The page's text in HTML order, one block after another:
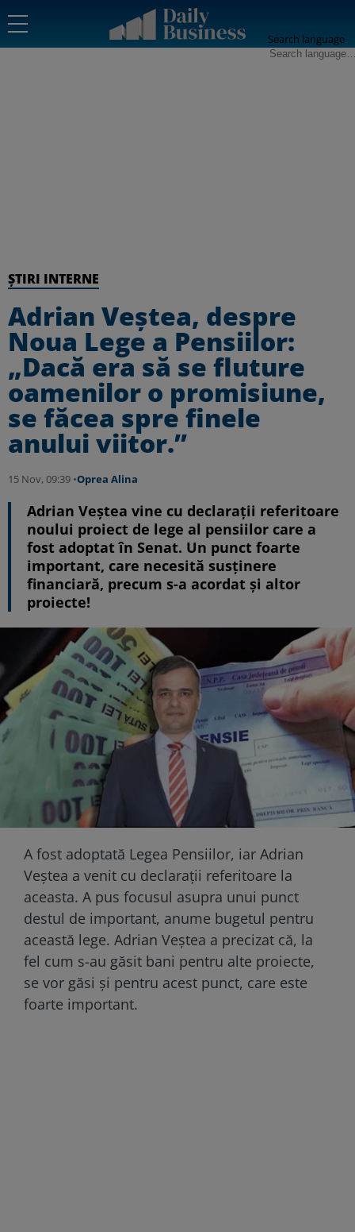
Search language
ȘTIRI INTERNE
Adrian Veștea, despre
Noua Lege a Pensiilor:
„Dacă era să se fluture
oamenilor o promisiune,
se făcea spre finele
anului viitor.”
15 Nov, 09:39 •Oprea Alina
Adrian Veștea vine cu declarații referitoare
noului proiect de lege al pensiilor care a
fost adoptat în Senat. Un punct foarte
important, care necesită susținere
financiară, precum s-a acordat și altor
proiecte!
A fost adoptată Legea Pensiilor, iar Adrian
Veștea a venit cu declarații referitoare la
aceasta. A pus focusul asupra unui punct
destul de important, anume bugetul pentru
această lege. Adrian Veștea a precizat că, la
fel cum s-au găsit bani pentru alte proiecte,
se vor găsi și pentru acest punct, care este
foarte important.